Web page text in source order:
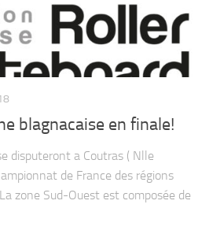
blagnacaise en finale!
disputeront a Coutras ( Nlle
de France des régions
zone Sud-Ouest est composée de